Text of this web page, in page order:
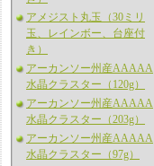
アメジスト丸玉（30ミリ
玉、レインボー、台座付
き）
アーカンソー州産AAAAA
水晶クラスター（120g）
アーカンソー州産AAAAA
水晶クラスター（203g）
アーカンソー州産AAAAA
水晶クラスター（97g）